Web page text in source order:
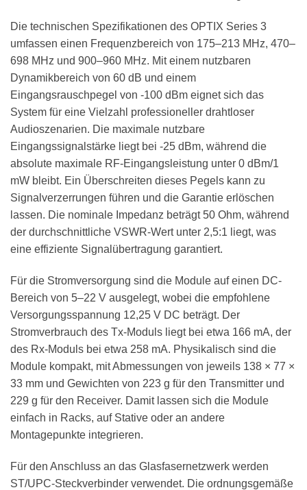
Die technischen Spezifikationen des OPTIX Series 3
umfassen einen Frequenzbereich von 175–213 MHz, 470–
698 MHz und 900–960 MHz. Mit einem nutzbaren
Dynamikbereich von 60 dB und einem
Eingangsrauschpegel von -100 dBm eignet sich das
System für eine Vielzahl professioneller drahtloser
Audioszenarien. Die maximale nutzbare
Eingangssignalstärke liegt bei -25 dBm, während die
absolute maximale RF-Eingangsleistung unter 0 dBm/1
mW bleibt. Ein Überschreiten dieses Pegels kann zu
Signalverzerrungen führen und die Garantie erlöschen
lassen. Die nominale Impedanz beträgt 50 Ohm, während
der durchschnittliche VSWR-Wert unter 2,5:1 liegt, was
eine effiziente Signalübertragung garantiert.
Für die Stromversorgung sind die Module auf einen DC-
Bereich von 5–22 V ausgelegt, wobei die empfohlene
Versorgungsspannung 12,25 V DC beträgt. Der
Stromverbrauch des Tx-Moduls liegt bei etwa 166 mA, der
des Rx-Moduls bei etwa 258 mA. Physikalisch sind die
Module kompakt, mit Abmessungen von jeweils 138 × 77 ×
33 mm und Gewichten von 223 g für den Transmitter und
229 g für den Receiver. Damit lassen sich die Module
einfach in Racks, auf Stative oder an andere
Montagepunkte integrieren.
Für den Anschluss an das Glasfasernetzwerk werden
ST/UPC-Steckverbinder verwendet. Die ordnungsgemäße